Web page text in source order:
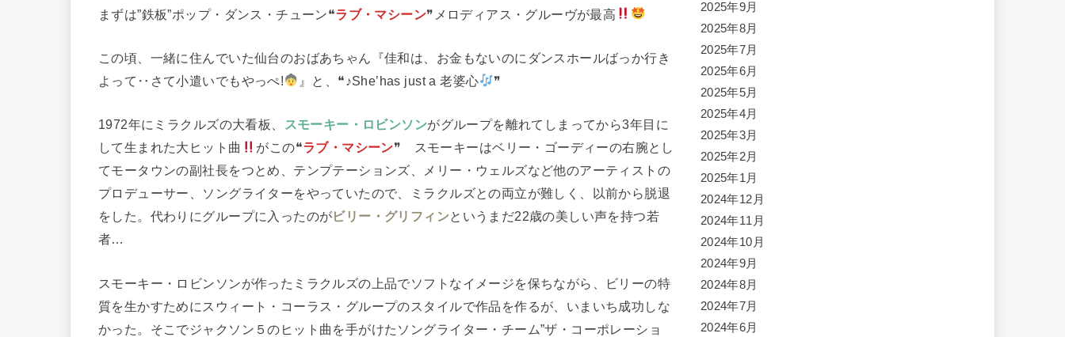
まずは”鉄板”ポップ・ダンス・チューン❝ラブ・マシーン❞メロディアス・グルーヴが最高
この頃、一緒に住んでいた仙台のおばあちゃん『佳和は、お金もないのにダンスホールばっか行き
よって‥さて小遣いでもやっぺ!
』と、❝♪She’has just a 老婆心 ❞
1972年にミラクルズの大看板、 スモーキー・ロビンソンがグループを離れてしまってから3年目に
して生まれた大ヒット曲
がこの❝ラブ・マシーン❞ スモーキーはベリー・ゴーディーの右腕とし
てモータウンの副社長をつとめ、テンプテーションズ、メリー・ウェルズなど他のアーティストの
プロデューサー、ソングライターをやっていたので、ミラクルズとの両立が難しく、以前から脱退
をした。代わりにグループに入ったのがビリー・グリフィンというまだ22歳の美しい声を持つ若
者…
スモーキー・ロビンソンが作ったミラクルズの上品でソフトなイメージを保ちながら、ビリーの特
質を生かすためにスウィート・コーラス・グループのスタイルで作品を作るが、いまいち成功しな
かった。そこでジャクソン５のヒット曲を手がけたソングライター・チーム”ザ・コーポレーショ
2025年9月
2025年8月
2025年7月
2025年6月
2025年5月
2025年4月
2025年3月
2025年2月
2025年1月
2024年12月
2024年11月
2024年10月
2024年9月
2024年8月
2024年7月
2024年6月